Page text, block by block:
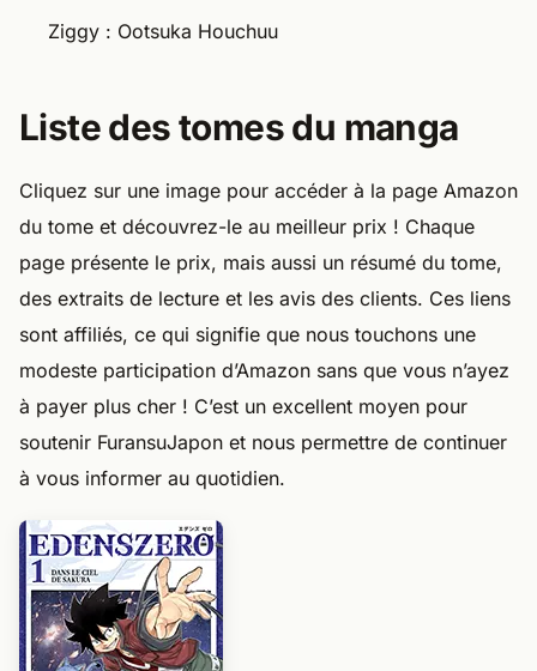
Ziggy : Ootsuka Houchuu
Liste des tomes du manga
Cliquez sur une image pour accéder à la page Amazon
du tome et découvrez-le au meilleur prix ! Chaque
page présente le prix, mais aussi un résumé du tome,
des extraits de lecture et les avis des clients. Ces liens
sont affiliés, ce qui signifie que nous touchons une
modeste participation d’Amazon sans que vous n’ayez
à payer plus cher ! C’est un excellent moyen pour
soutenir FuransuJapon et nous permettre de continuer
à vous informer au quotidien.